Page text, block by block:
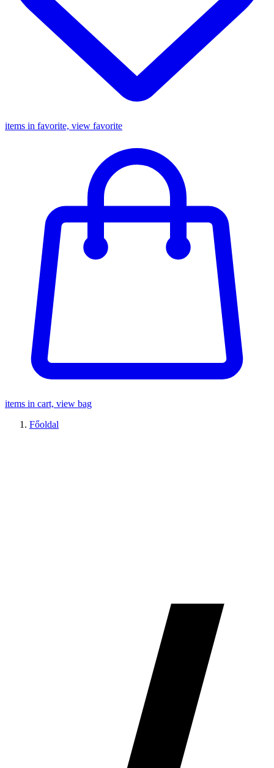
items in favorite, view favorite
items in cart, view bag
Főoldal